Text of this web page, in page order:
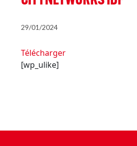
29/01/2024
Télécharger
[wp_ulike]